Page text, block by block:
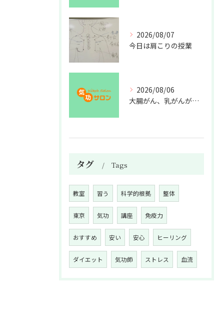
2026/08/07
今日は肩こりの授業
2026/08/06
大腸がん、乳がんが増えた理由
タグ Tags
教室 習う 科学的根拠 整体
東京 気功 講座 免疫力
おすすめ 安い 安心 ヒーリング
ダイエット 気功師 ストレス 血流